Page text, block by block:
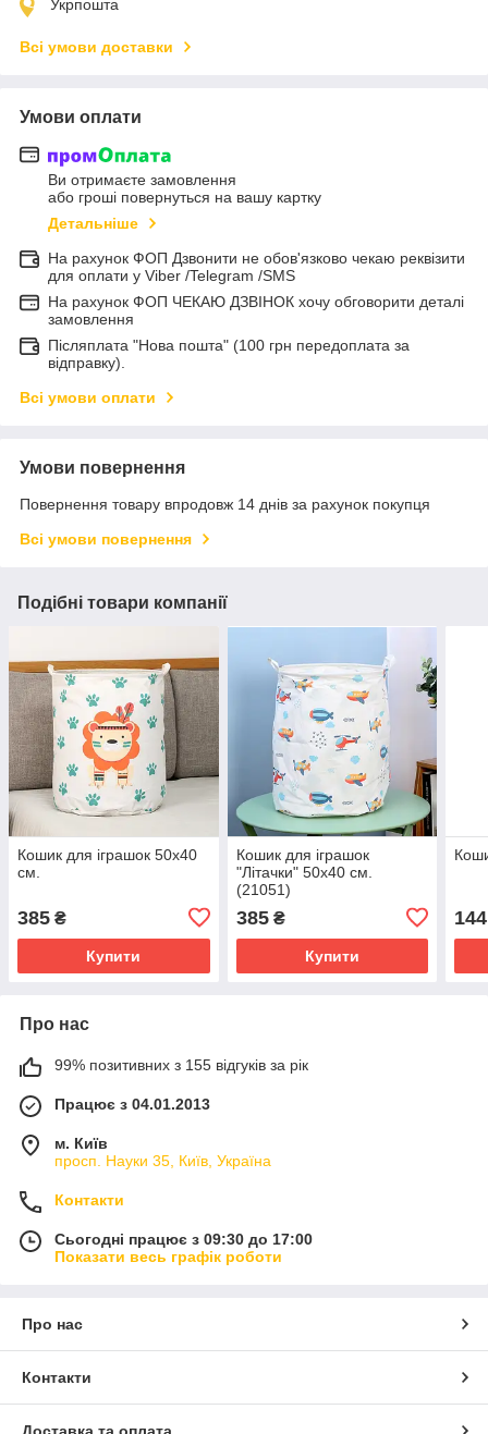
Укрпошта
Всі умови доставки
Умови оплати
Ви отримаєте замовлення
або гроші повернуться на вашу картку
Детальніше
На рахунок ФОП Дзвонити не обов'язково чекаю реквізити
для оплати у Viber /Telegram /SMS
На рахунок ФОП ЧЕКАЮ ДЗВІНОК хочу обговорити деталі
замовлення
Післяплата "Нова пошта" (100 грн передоплата за
відправку).
Всі умови оплати
Умови повернення
Повернення товару впродовж 14 днів за рахунок покупця
Всі умови повернення
Подібні товари компанії
Кошик для іграшок 50х40
см.
385 ₴
Купити
Кошик для іграшок
"Літачки" 50х40 см.
(21051)
385₴
Купити
144
Про нас
99% позитивних з 155 відгуків за рік
Працює з 04.01.2013
м. Київ
просп. Науки 35, Київ, Україна
Контакти
Сьогодні працює з 09:30 до 17:00
Показати весь графік роботи
Про нас
Контакти